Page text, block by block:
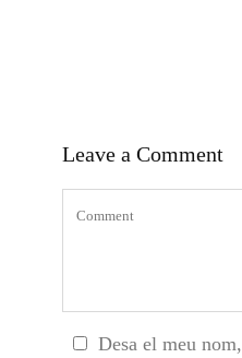
Leave a Comment
Desa el meu